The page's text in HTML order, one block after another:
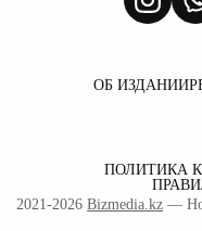
ОБ ИЗДАНИИ
ПОЛИТИКА
2021-2026 Bizmedia.kz —